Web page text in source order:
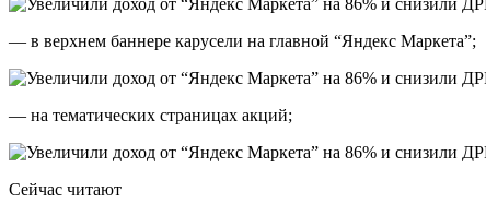
— в верхнем баннере карусели на главной “Яндекс Маркета”;
— на тематических страницах акций;
Сейчас читают